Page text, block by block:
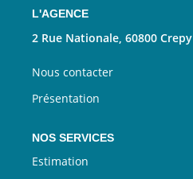
L'AGENCE
2 Rue Nationale, 60800
Nous contacter
Présentation
NOS SERVICES
Estimation